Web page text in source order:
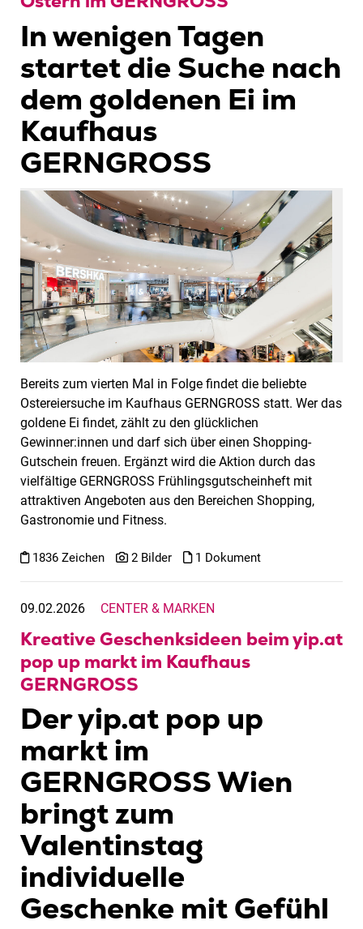
In wenigen Tagen
startet die Suche nach
dem goldenen Ei im
Kaufhaus
GERNGROSS
Bereits zum vierten Mal in Folge findet die beliebte
Ostereiersuche im Kaufhaus GERNGROSS statt. Wer das
goldene Ei findet, zählt zu den glücklichen
Gewinner:innen und darf sich über einen Shopping-
Gutschein freuen. Ergänzt wird die Aktion durch das
vielfältige GERNGROSS Frühlingsgutscheinheft mit
attraktiven Angeboten aus den Bereichen Shopping,
Gastronomie und Fitness.
1836 Zeichen 2 Bilder 1 Dokument
09.02.2026 CENTER & MARKEN
Kreative Geschenksideen beim yip.at
pop up markt im Kaufhaus
GERNGROSS
Der yip.at pop up
markt im
GERNGROSS Wien
bringt zum
Valentinstag
individuelle
Geschenke mit Gefühl